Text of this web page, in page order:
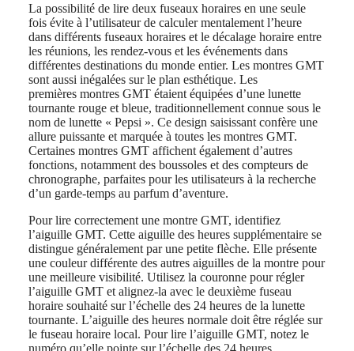
FLAGSHIP
CLASSIC
EVIDENZA
RECORD
ELEGANT
COLLECTION
LA
GRANDE
CLASSIQUE
Heritage
LONGINES
LEGEND
ULTRA-
CHRON
LONGINES
PILOT
MAJETEK
CONQUEST
HERITAGE
FLAGSHIP
HERITAGE
AVIGATION
Europe
Österreich
Belgique
(Fr)
België
(Nl)
Denmark
Finland
France
Deutschland
Greece
(En)
(El)
Italia
Netherlands
(En )
Nederland
(Nl)
Norway
Polska
Portugal
Россия
La possibilité de lire deux fuseaux horaires en une seule
fois évite à l’utilisateur de calculer mentalement l’heure
dans différents fuseaux horaires et le décalage horaire entre
les réunions, les rendez-vous et les événements dans
différentes destinations du monde entier. Les montres GMT
sont aussi inégalées sur le plan esthétique. Les
premières montres GMT étaient équipées d’une lunette
tournante rouge et bleue, traditionnellement connue sous le
nom de lunette « Pepsi ». Ce design saisissant confère une
allure puissante et marquée à toutes les montres GMT.
Certaines montres GMT affichent également d’autres
fonctions, notamment des boussoles et des compteurs de
chronographe, parfaites pour les utilisateurs à la recherche
d’un garde-temps au parfum d’aventure.
Pour lire correctement une montre GMT, identifiez
l’aiguille GMT. Cette aiguille des heures supplémentaire se
distingue généralement par une petite flèche. Elle présente
une couleur différente des autres aiguilles de la montre pour
une meilleure visibilité. Utilisez la couronne pour régler
l’aiguille GMT et alignez-la avec le deuxième fuseau
horaire souhaité sur l’échelle des 24 heures de la lunette
tournante. L’aiguille des heures normale doit être réglée sur
le fuseau horaire local. Pour lire l’aiguille GMT, notez le
numéro qu’elle pointe sur l’échelle des 24 heures.